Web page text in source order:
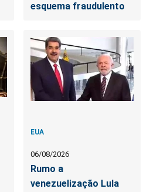
esquema fraudulento
EUA
06/08/2026
Rumo a
venezuelização Lula